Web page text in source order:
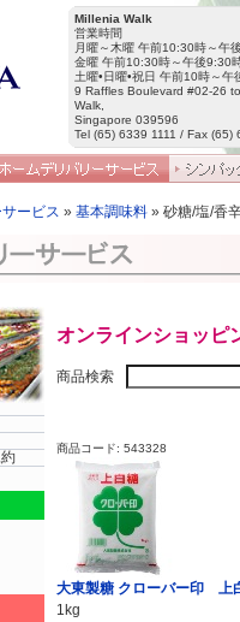
Millenia Walk
営業時間
月曜～木曜 午前10:30時～午
金曜 午前10:30時～午後9:30
土曜•日曜•祝日 午前10時～午
9 Raffles Boulevard #02-26
Walk,
Singapore 039596
Tel (65) 6339 1111 / Fax (65)
ービス » 基本調味料 » 砂糖/塩/香
オンラインショッピ
商品検索
商品コード: 543328
大東製糖 クローバー印 上
1kg